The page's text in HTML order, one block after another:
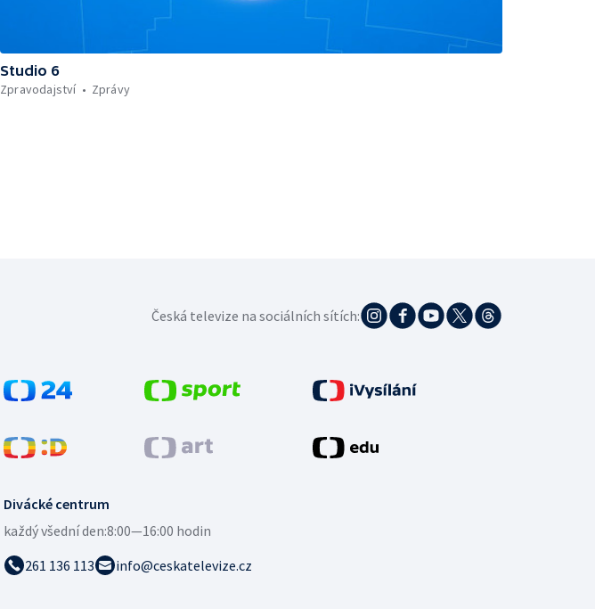
Studio 6
Zpravodajství
Zprávy
Divácké centrum
každý všední den:8:00—16:00 hodin
261 136 113
info@ceskatelevize.cz
Česká televize na sociálních sítích: